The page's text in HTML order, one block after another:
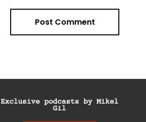
Exclusive podcasts by Mikel
Gil